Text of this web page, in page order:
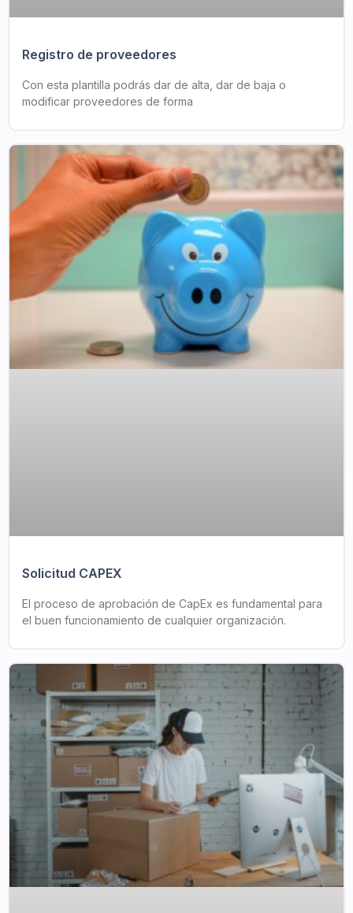
Registro de proveedores
Con esta plantilla podrás dar de alta, dar de baja o
modificar proveedores de forma
Solicitud CAPEX
El proceso de aprobación de CapEx es fundamental para
el buen funcionamiento de cualquier organización.